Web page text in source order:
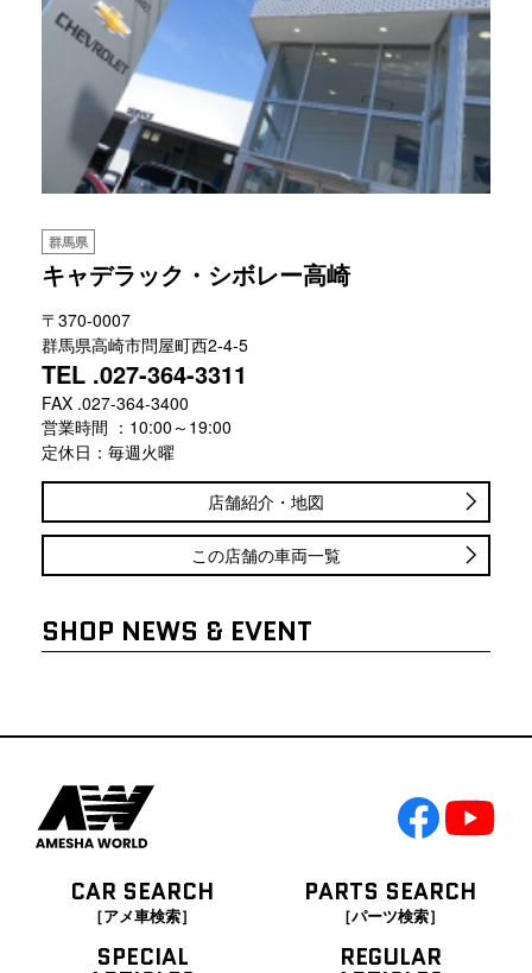
群馬県
キャデラック・シボレー高崎
〒370-0007
群馬県高崎市問屋町西2-4-5
TEL .027-364-3311
FAX .027-364-3400
営業時間 ：10:00～19:00
定休日：毎週火曜
店舗紹介・地図
この店舗の車両一覧
SHOP NEWS & EVENT
CAR SEARCH
［アメ車検索］
PARTS SEARCH
［パーツ検索］
SPECIAL REGULAR